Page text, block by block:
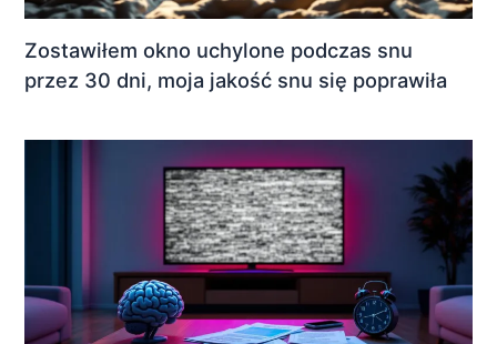
Zostawiłem okno uchylone podczas snu
przez 30 dni, moja jakość snu się poprawiła